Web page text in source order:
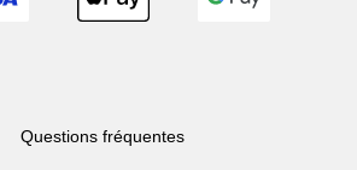
Questions fréquentes